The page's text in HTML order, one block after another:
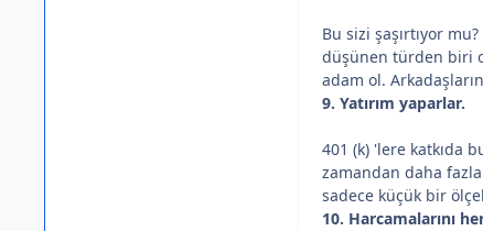
Bu sizi şaşırtıyor
düşünen türden biri
adam ol.
9. Yatırım yaparlar.
401 (k) 'lere katkıda
zamandan daha
sadece küçük bir
10. Harcamalarını